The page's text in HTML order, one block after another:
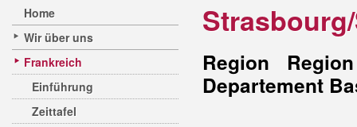
Home
Wir über uns
Frankreich
Einführung
Zeittafel
Region
Departement